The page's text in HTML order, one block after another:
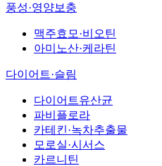
풍성·영양보충
맥주효모·비오틴
아미노산·케라틴
다이어트·슬림
다이어트유산균
파비플로라
카테킨·녹차추출물
모로실·시서스
카르니틴